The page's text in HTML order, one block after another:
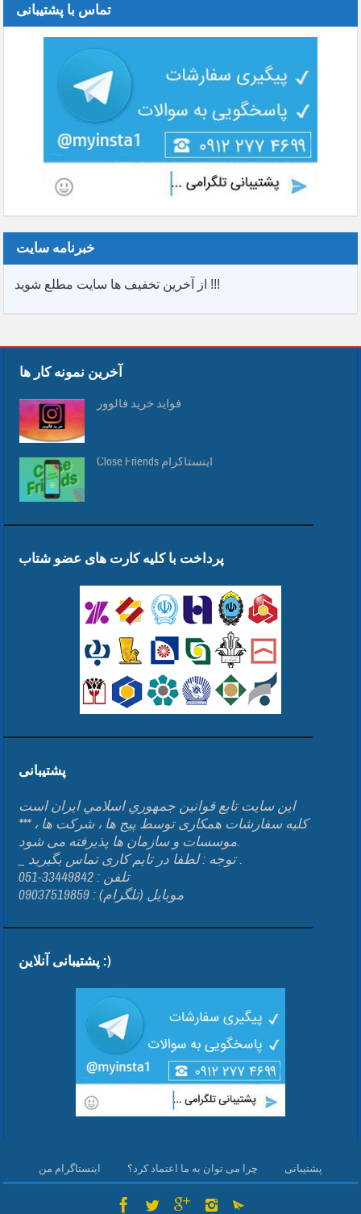
تماس با پشتیبانی
خبرنامه سایت
از آخرین تخفیف ها سایت مطلع شوید !!!
آخرین نمونه کار ها
فواید خرید فالوور
Close Friends اینستاگرام
پرداخت با کلیه کارت های عضو شتاب
پشتیبانی
اين سايت تابع قوانين جمهوري اسلامي ايران است
*** کلیه سفارشات همکاری توسط پیج ها ، شرکت ها ،
موسسات و سازمان ها پذیرفته می شود.
_ توجه : لطفا در تایم کاری تماس بگیرید .
تلفن : 33449842-051
موبایل (تلگرام) : 09037519859
پشتیبانی آنلاین :)
اینستاگرام من چرا می توان به ما اعتماد کرد؟ پشتیبانی